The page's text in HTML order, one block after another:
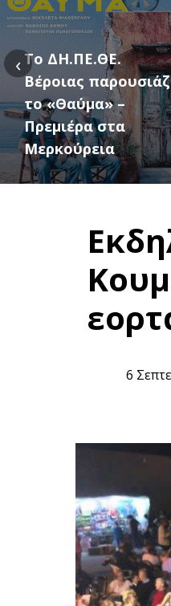
Οι Salonique Brass
Band και ο Κώστας
Μακεδόνας στο 1ο
Μουσικό Φεστιβάλ
Κοινοτήτων του
Δήμου
‹
6